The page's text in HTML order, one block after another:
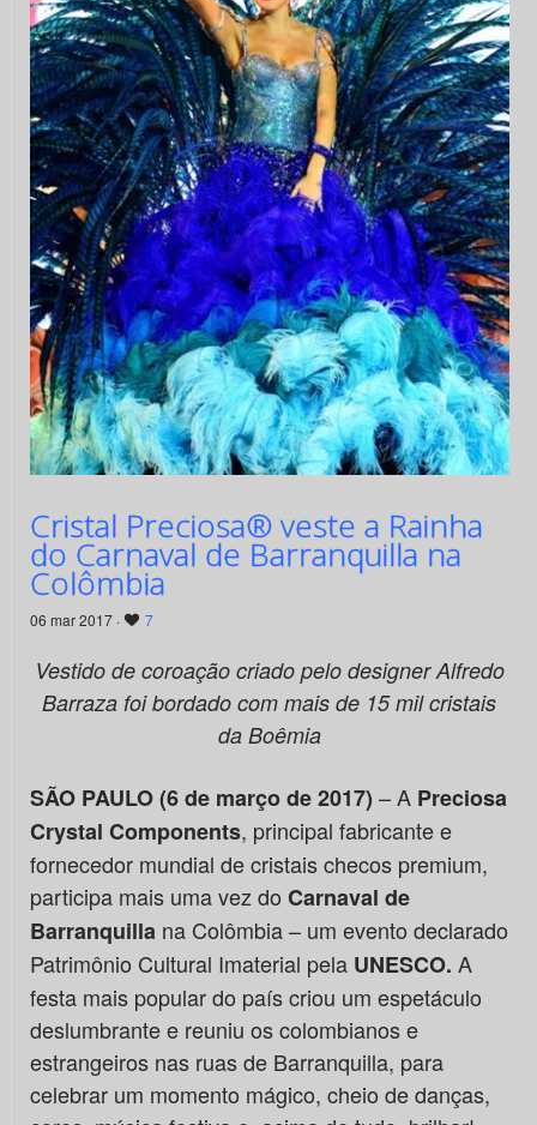
Cristal Preciosa® veste a Rainha
do Carnaval de Barranquilla na
Colômbia
06 mar 2017 · 7
Vestido de coroação criado pelo designer Alfredo
Barraza foi bordado com mais de 15 mil cristais
da Boêmia
SÃO PAULO (6 de março de 2017) – A Preciosa
Crystal Components, principal fabricante e
fornecedor mundial de cristais checos premium,
participa mais uma vez do Carnaval de
Barranquilla na Colômbia – um evento declarado
Patrimônio Cultural Imaterial pela UNESCO. A
festa mais popular do país criou um espetáculo
deslumbrante e reuniu os colombianos e
estrangeiros nas ruas de Barranquilla, para
celebrar um momento mágico, cheio de danças,